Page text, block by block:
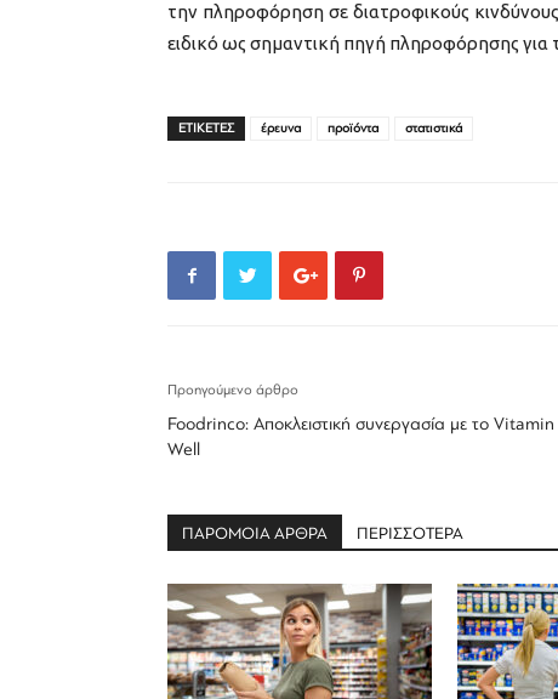
την πληροφόρηση σε διατροφικούς
ειδικό ως σημαντική πηγή πληροφόρησης για
ΕΤΙΚΕΤΕΣ έρευνα προϊόντα στατιστικά
Προηγούμενο άρθρο
Foodrinco: Αποκλειστική συνεργασία με το Vitamin
Well
ΠΑΡΟΜΟΙΑ ΑΡΘΡΑ ΠΕΡΙΣΣΟΤΕΡΑ